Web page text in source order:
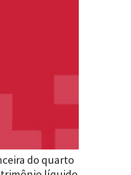
do quarto